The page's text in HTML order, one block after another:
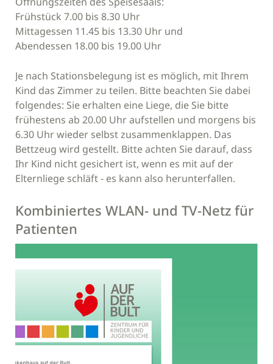
Frühstück 7.00 bis 8.30 Uhr
Mittagessen 11.45 bis 13.30 Uhr und
Abendessen 18.00 bis 19.00 Uhr
Je nach Stationsbelegung ist es möglich, mit Ihrem
Kind das Zimmer zu teilen. Bitte beachten Sie dabei
folgendes: Sie erhalten eine Liege, die Sie bitte
frühestens ab 20.00 Uhr aufstellen und morgens bis
6.30 Uhr wieder selbst zusammenklappen. Das
Bettzeug wird gestellt. Bitte achten Sie darauf, dass
Ihr Kind nicht gesichert ist, wenn es mit auf der
Elternliege schläft - es kann also herunterfallen.
Kombiniertes WLAN- und TV-Netz für
Patienten